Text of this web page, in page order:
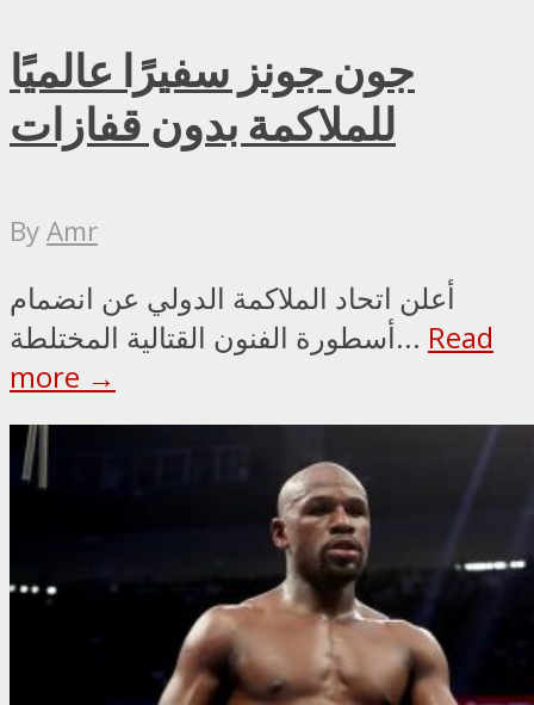
جون جونز سفيرًا عالميًا
للملاكمة بدون قفازات
ByAmr
أعلن اتحاد الملاكمة الدولي عن انضمام
أسطورة الفنون القتالية المختلطة... Read
more →